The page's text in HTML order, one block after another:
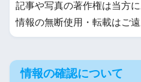
記事や写真の著作権は当方
情報の無断使用・転載はご遠
情報の確認について